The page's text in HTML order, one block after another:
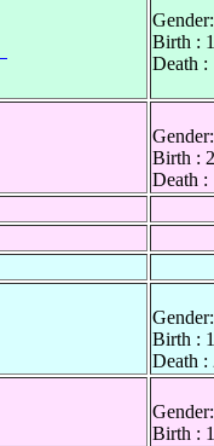
Birth :
Death :
Birth :
Death
Birth :
Death
Birth :